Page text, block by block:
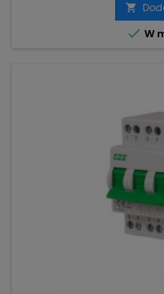

 W